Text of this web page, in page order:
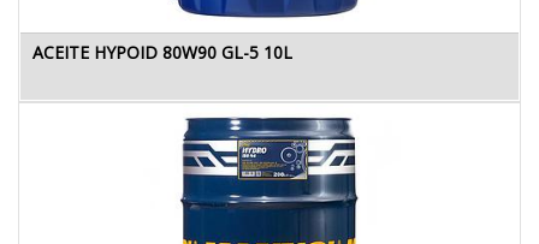
ACEITE HYPOID 80W90 GL-5 10L